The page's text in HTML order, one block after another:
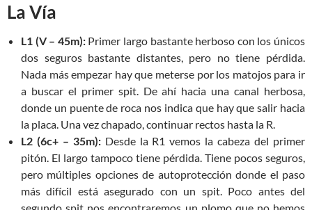
La Vía
L1 (V – 45m):Primer largo bastante herboso con los únicos
dos seguros bastante distantes, pero no tiene pérdida.
Nada más empezar hay que meterse por los matojos para ir
a buscar el primer spit. De ahí hacia una canal herbosa,
donde un puente de roca nos indica que hay que salir hacia
la placa. Una vez chapado, continuar rectos hasta la R.
L2 (6c+ – 35m): Desde la R1 vemos la cabeza del primer
pitón. El largo tampoco tiene pérdida. Tiene pocos seguros,
pero múltiples opciones de autoprotección donde el paso
más difícil está asegurado con un spit. Poco antes del